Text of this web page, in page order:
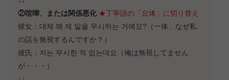
②喧嘩、または関係悪化 ★丁寧語の「요体」に切り替え
彼女：대체 왜 제 말을 무시하는 거예요?（一体、なぜ私
の話を無視するんですか？）
彼氏：저는 무시한 적 없는데요（俺は無視してません
が・・・）